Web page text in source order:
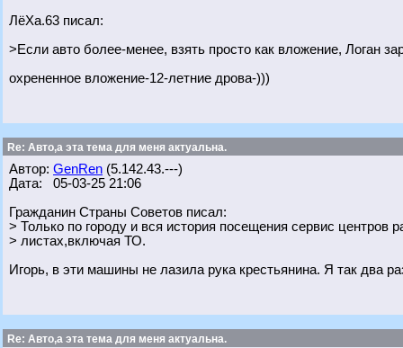
ЛёХа.63 писал:
>Если авто более-менее, взять просто как вложение, Логан
охрененное вложение-12-летние дрова-)))
Re: Авто,а эта тема для меня актуальна.
Автор: GenRen (5.142.43.---)
Дата: 05-03-25 21:06
Гражданин Страны Советов писал:
> Только по городу и вся история посещения сервис центров
> листах,включая ТО.
Игорь, в эти машины не лазила рука крестьянина. Я так два
Re: Авто,а эта тема для меня актуальна.